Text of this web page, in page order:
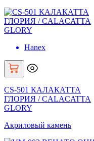
Hanex
CS-501 КАЛАКАТТА
ГЛОРИЯ / CALACATTA
GLORY
Акриловый камень